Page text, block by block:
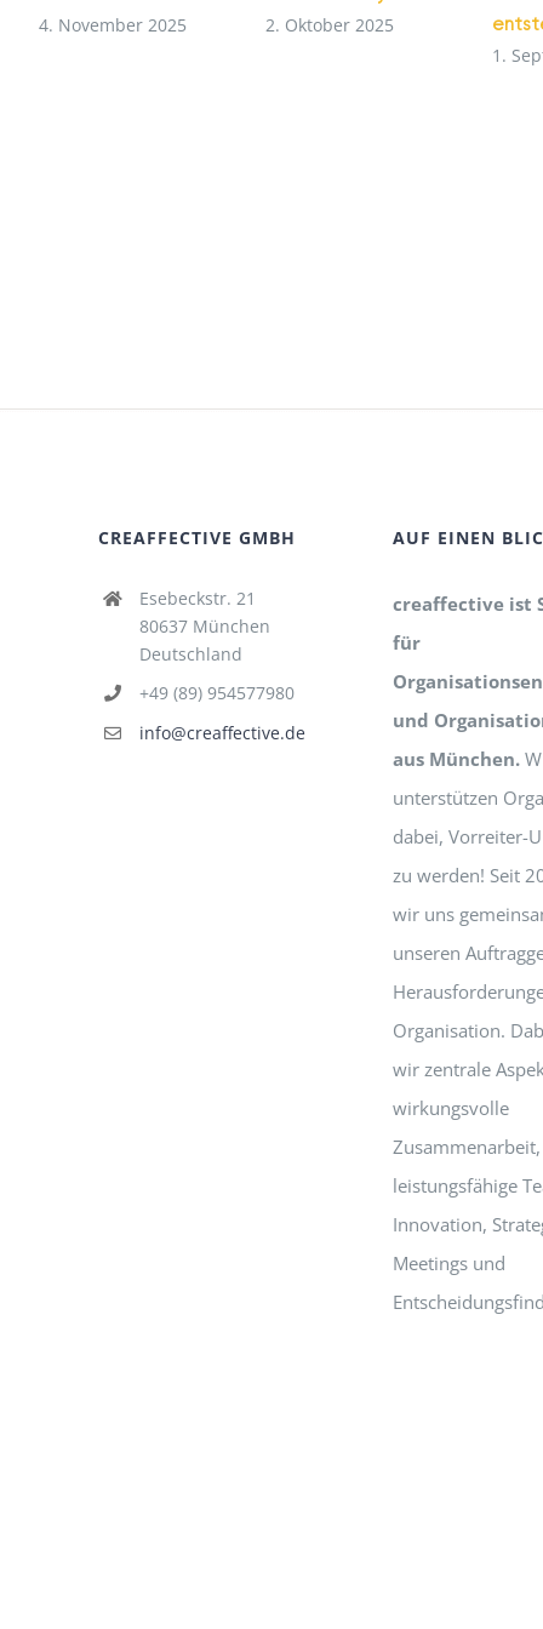
4. November 2025 2. Oktober 2025
1.
CREAFFECTIVE GMBH
Esebeckstr. 21
80637 München
Deutschland
+49 (89) 954577980
info@creaffective.de
AUF EINEN
creaffective ist
für
und
aus München.
unterstützen
dabei, Vorreiter-
zu werden! Seit
wir uns
unseren
Organisation.
wir zentrale
wirkungsvolle
Zusammenarbeit,
leistungsfähige
Innovation,
Meetings und